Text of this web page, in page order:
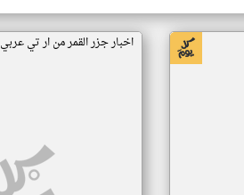
اخبار جزر القمر من ار تي عربي